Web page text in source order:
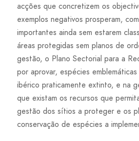
acções que concretizem os
exemplos negativos prosperam,
importantes ainda sem estarem
áreas protegidas sem planos de
gestão, o Plano Sectorial para a
por aprovar, espécies
ibérico praticamente extinto, e na
que existam os recursos que
gestão dos sítios a proteger e os
conservação de espécies a